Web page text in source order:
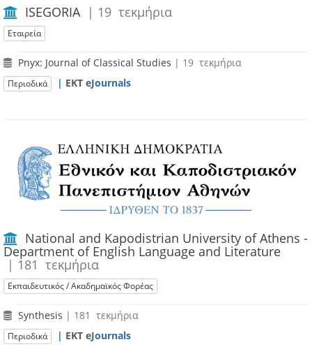
ISEGORIA | 19 τεκμήρια
Εταιρεία
Pnyx: Journal of Classical Studies | 19 τεκμήρια
Περιοδικά | ΕΚΤ eJournals
National and Kapodistrian University of Athens -
Department of English Language and Literature
| 181 τεκμήρια
Εκπαιδευτικός / Ακαδημαϊκός Φορέας
Synthesis | 181 τεκμήρια
Περιοδικά | ΕΚΤ eJournals